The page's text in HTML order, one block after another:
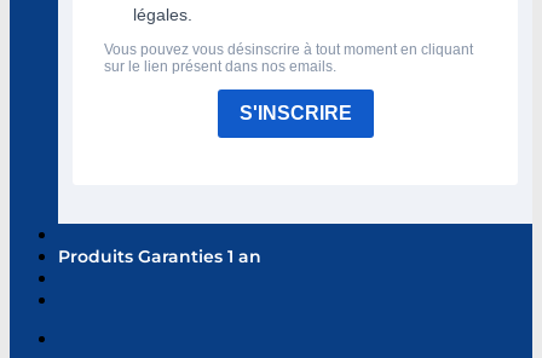
légales.
Vous pouvez vous désinscrire à tout moment en cliquant
sur le lien présent dans nos emails.
S'INSCRIRE
Produits Garanties 1 an